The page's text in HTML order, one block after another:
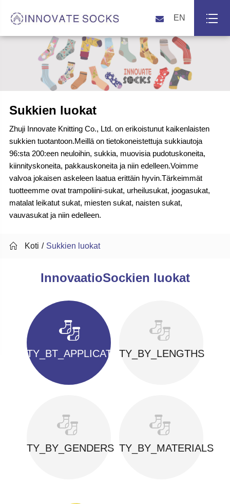
EN
Sukkien luokat
Zhuji Innovate Knitting Co., Ltd. on erikoistunut kaikenlaisten
sukkien tuotantoon.Meillä on tietokoneistettuja sukkiautoja
96:sta 200:een neuloihin, sukkia, muovisia pudotuskoneita,
kiinnityskoneita, pakkauskoneita ja niin edelleen.Voimme
valvoa jokaisen askeleen laatua erittäin hyvin.Tärkeimmät
tuotteemme ovat trampoliini-sukat, urheilusukat, joogasukat,
matalat leikatut sukat, miesten sukat, naisten sukat,
vauvasukat ja niin edelleen.
 Koti Sukkien luokat
InnovaatioSockien luokat
TY_BT_APPLICATIONSTY_BY_LENGTHS
TY_BY_GENDERS TY_BY_MATERIALS